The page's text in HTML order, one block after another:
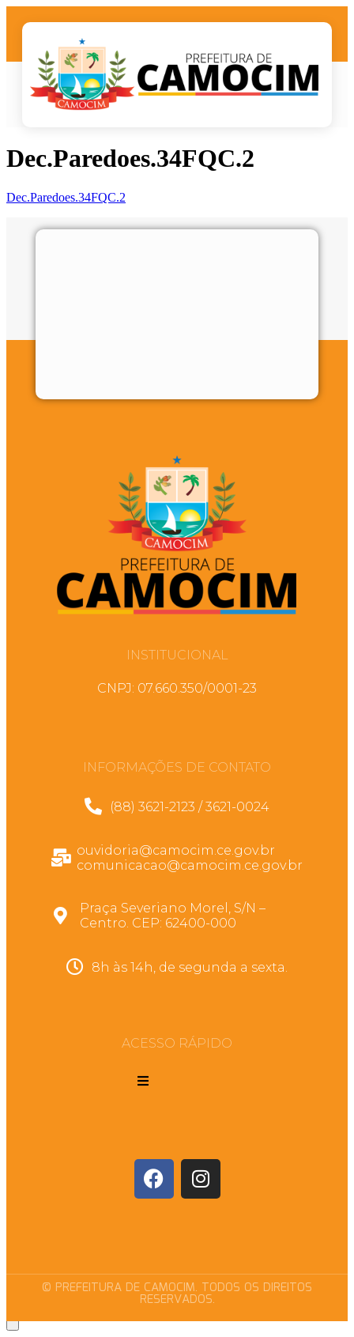
Dec.Paredoes.34FQC.2
Dec.Paredoes.34FQC.2
INSTITUCIONAL
CNPJ: 07.660.350/0001-23
INFORMAÇÕES DE CONTATO
(88) 3621-2123 / 3621-0024
ouvidoria@camocim.ce.gov.br
comunicacao@camocim.ce.gov.br
Praça Severiano Morel, S/N –
Centro. CEP: 62400-000
8h às 14h, de segunda a sexta.
ACESSO RÁPIDO
© PREFEITURA DE CAMOCIM. TODOS OS DIREITOS
RESERVADOS.